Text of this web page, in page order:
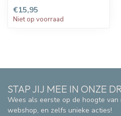
€15,95
Niet op voorraad
STAP JIJ MEE IN ONZE
Wees als eerste op de hoogte
webshop, en zelfs unieke acties!